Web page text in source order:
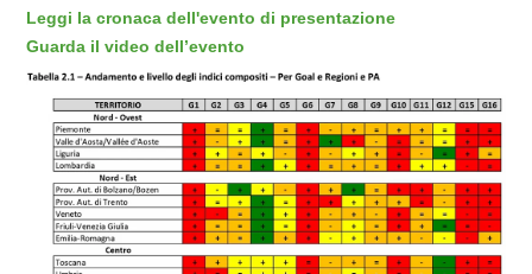
Leggi la cronaca dell'evento di presentazione
Guarda il video dell’evento